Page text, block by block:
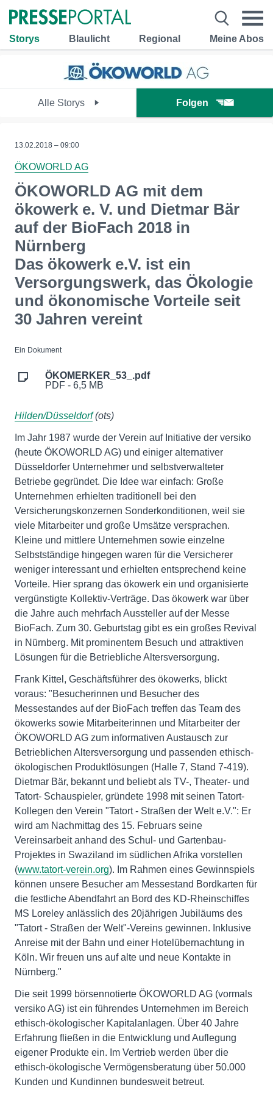
Storys Blaulicht Regional Meine Abos
Alle Storys Folgen
13.02.2018 – 09:00
ÖKOWORLD AG
ÖKOWORLD AG mit dem
ökowerk e. V. und Dietmar Bär
auf der BioFach 2018 in
Nürnberg
Das ökowerk e.V. ist ein
Versorgungswerk, das Ökologie
und ökonomische Vorteile seit
30 Jahren vereint
Ein Dokument
ÖKOMERKER_53_.pdf
PDF - 6,5 MB
Hilden/Düsseldorf(ots)
Im Jahr 1987 wurde der Verein auf Initiative der versiko
(heute ÖKOWORLD AG) und einiger alternativer
Düsseldorfer Unternehmer und selbstverwalteter
Betriebe gegründet. Die Idee war einfach: Große
Unternehmen erhielten traditionell bei den
Versicherungskonzernen Sonderkonditionen, weil sie
viele Mitarbeiter und große Umsätze versprachen.
Kleine und mittlere Unternehmen sowie einzelne
Selbstständige hingegen waren für die Versicherer
weniger interessant und erhielten entsprechend keine
Vorteile. Hier sprang das ökowerk ein und organisierte
vergünstigte Kollektiv-Verträge. Das ökowerk war über
die Jahre auch mehrfach Aussteller auf der Messe
BioFach. Zum 30. Geburtstag gibt es ein großes Revival
in Nürnberg. Mit prominentem Besuch und attraktiven
Lösungen für die Betriebliche Altersversorgung.
Frank Kittel, Geschäftsführer des ökowerks, blickt
voraus: "Besucherinnen und Besucher des
Messestandes auf der BioFach treffen das Team des
ökowerks sowie Mitarbeiterinnen und Mitarbeiter der
ÖKOWORLD AG zum informativen Austausch zur
Betrieblichen Altersversorgung und passenden ethisch-
ökologischen Produktlösungen (Halle 7, Stand 7-419).
Dietmar Bär, bekannt und beliebt als TV-, Theater- und
Tatort- Schauspieler, gründete 1998 mit seinen Tatort-
Kollegen den Verein "Tatort - Straßen der Welt e.V.": Er
wird am Nachmittag des 15. Februars seine
Vereinsarbeit anhand des Schul- und Gartenbau-
Projektes in Swaziland im südlichen Afrika vorstellen
(www.tatort-verein.org). Im Rahmen eines Gewinnspiels
können unsere Besucher am Messestand Bordkarten für
die festliche Abendfahrt an Bord des KD-Rheinschiffes
MS Loreley anlässlich des 20jährigen Jubiläums des
"Tatort - Straßen der Welt"-Vereins gewinnen. Inklusive
Anreise mit der Bahn und einer Hotelübernachtung in
Köln. Wir freuen uns auf alte und neue Kontakte in
Nürnberg."
Die seit 1999 börsennotierte ÖKOWORLD AG (vormals
versiko AG) ist ein führendes Unternehmen im Bereich
ethisch-ökologischer Kapitalanlagen. Über 40 Jahre
Erfahrung fließen in die Entwicklung und Auflegung
eigener Produkte ein. Im Vertrieb werden über die
ethisch-ökologische Vermögensberatung über 50.000
Kunden und Kundinnen bundesweit betreut.